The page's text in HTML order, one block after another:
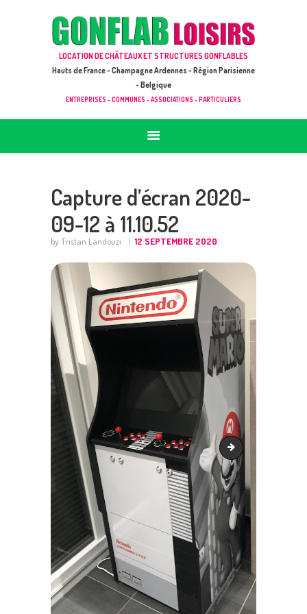
LOCATION DE CHÂTEAUX ET STRUCTURES GONFLABLES
Hauts de France - Champagne Ardennes - Région Parisienne
- Belgique
ENTREPRISES - COMMUNES - ASSOCIATIONS - PARTICULIERS
GONFLAB LOISIRS
ACCUEIL
JEUX À LOUER & PRESTATIONS
CATALOGUE / TARIF
DEMANDE DE DEVIS (SOUS 24H)
Capture d’écran 2020-
09-12 à 11.10.52
by Tristan Landouzi 12 SEPTEMBRE 2020